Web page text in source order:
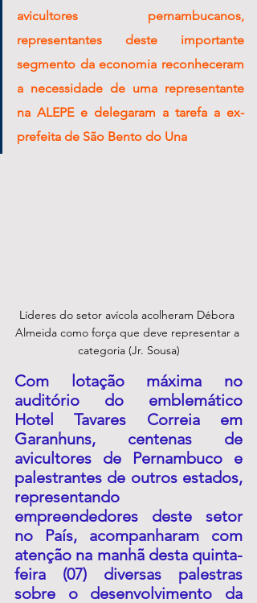
avicultores pernambucanos,
representantes deste importante
segmento da economia reconheceram
a necessidade de uma representante
na ALEPE e delegaram a tarefa a ex-
prefeita de São Bento do Una
Líderes do setor avícola acolheram Débora
Almeida como força que deve representar a
categoria (Jr. Sousa)
Com lotação máxima no
auditório do emblemático
Hotel Tavares Correia em
Garanhuns, centenas de
avicultores de Pernambuco e
palestrantes de outros estados,
representando
empreendedores deste setor
no País, acompanharam com
atenção na manhã desta quinta-
feira (07) diversas palestras
sobre o desenvolvimento da